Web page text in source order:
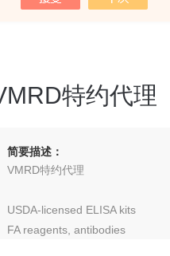
特约代理
简要描述：
VMRD特约代理
USDA-licensed ELISA kits
FA reagents, antibodies